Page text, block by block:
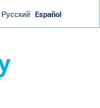
Русский Español